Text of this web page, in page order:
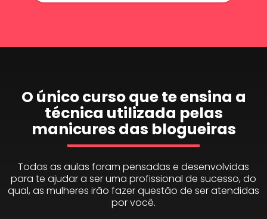
O único curso que te ensina a
técnica utilizada pelas
manicures das blogueiras
Todas as aulas foram pensadas e desenvolvidas
para te ajudar a ser uma profissional de sucesso, do
qual, as mulheres irão fazer questão de ser atendidas
por você.